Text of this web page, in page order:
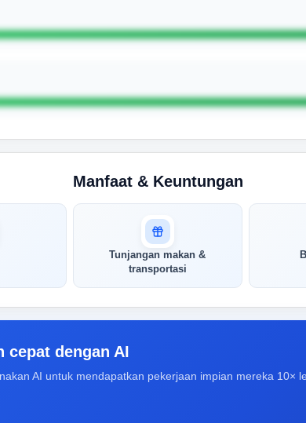
Manfaat & Keuntungan
Tunjangan makan &
transportasi
cepat dengan AI
AI untuk mendapatkan pekerjaan impian mereka 10×